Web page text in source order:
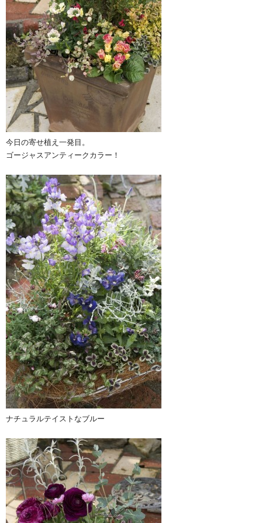
今日の寄せ植え一発目。
ゴージャスアンティークカラー！
ナチュラルテイストなブルー